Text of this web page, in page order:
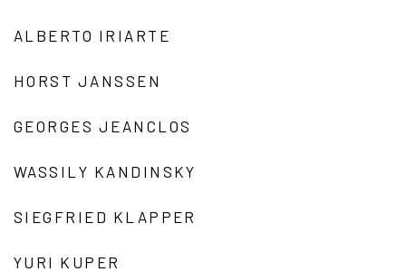
ALBERTO IRIARTE
HORST JANSSEN
GEORGES JEANCLOS
WASSILY KANDINSKY
SIEGFRIED KLAPPER
YURI KUPER